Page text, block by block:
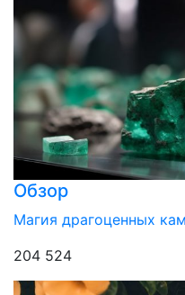
Обзор
Магия драгоценных
204 524